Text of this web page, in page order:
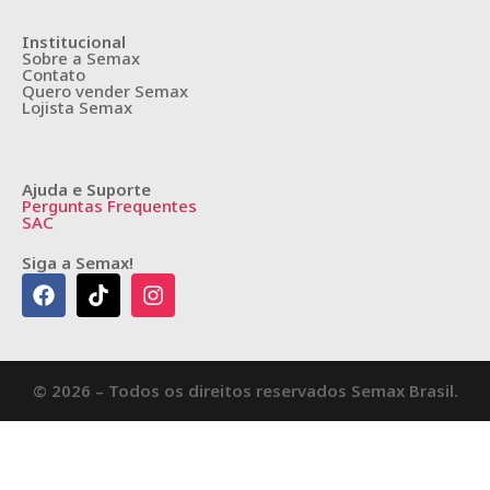
Institucional
Sobre a Semax
Contato
Quero vender Semax
Lojista Semax
Ajuda e Suporte
Perguntas Frequentes
SAC
Siga a Semax!
© 2026 – Todos os direitos reservados Semax Brasil.